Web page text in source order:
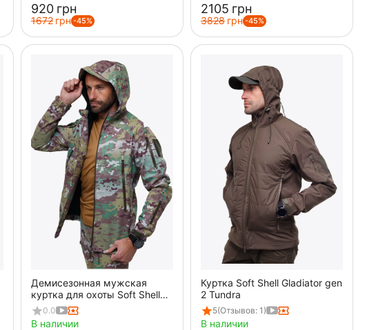
‍920‍ грн
‍1672‍ грн -45%
‍2105‍ грн
‍3828‍ грн -45%
Демисезонная мужская
куртка для охоты Soft Shell
Spartan Util Cam
0.0
В наличии
Куртка Soft Shell Gladiator gen
2 Tundra
5(Отзывов: 1)
В наличии